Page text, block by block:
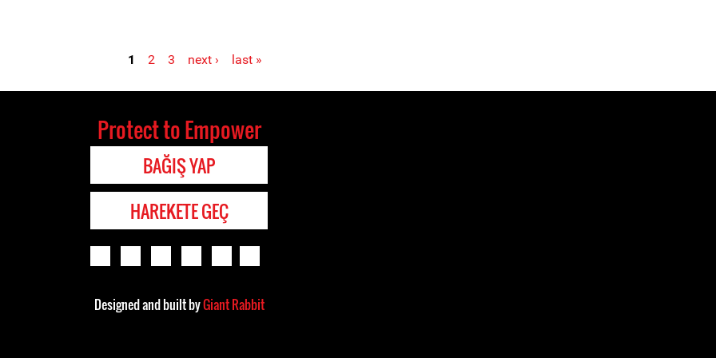
1 2 3 next › last »
Protect to Empower
BAĞIŞ YAP
HAREKETE GEÇ
Designed and built byGiant Rabbit